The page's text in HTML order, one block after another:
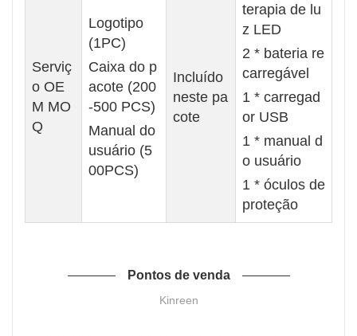
Serviç
o OE
M MO
Q
Logotipo
(1PC)
Caixa do p
acote (200
-500 PCS)
Manual do
usuário (5
00PCS)
Incluído
neste pa
cote
terapia de lu
z LED
2 * bateria re
carregável
1 * carregad
or USB
1 * manual d
o usuário
1 * óculos de
proteção
Pontos de venda
Kinreen